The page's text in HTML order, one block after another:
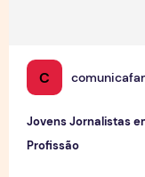
C
Jovens Jornalistas
Profissão